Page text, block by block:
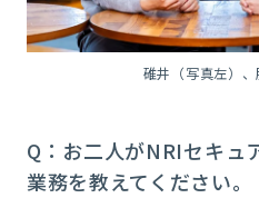
碓井（写真左）、
Q：お二人がNRIセキュ
業務を教えてください。